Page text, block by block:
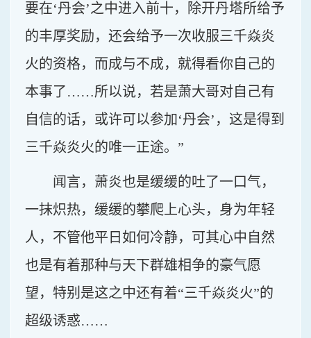
要在‘丹会’之中进入前十，除开丹塔所给予
的丰厚奖励，还会给予一次收服三千焱炎
火的资格，而成与不成，就得看你自己的
本事了……所以说，若是萧大哥对自己有
自信的话，或许可以参加‘丹会’，这是得到
三千焱炎火的唯一正途。”
闻言，萧炎也是缓缓的吐了一口气，
一抹炽热，缓缓的攀爬上心头，身为年轻
人，不管他平日如何冷静，可其心中自然
也是有着那种与天下群雄相争的豪气愿
望，特别是这之中还有着“三千焱炎火”的
超级诱惑……